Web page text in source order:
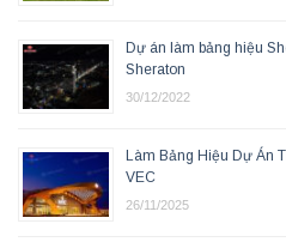
Dự án làm bảng hiệu
Sheraton
30/12/2022
Làm Bảng Hiệu Dự Án
VEC
26/11/2025